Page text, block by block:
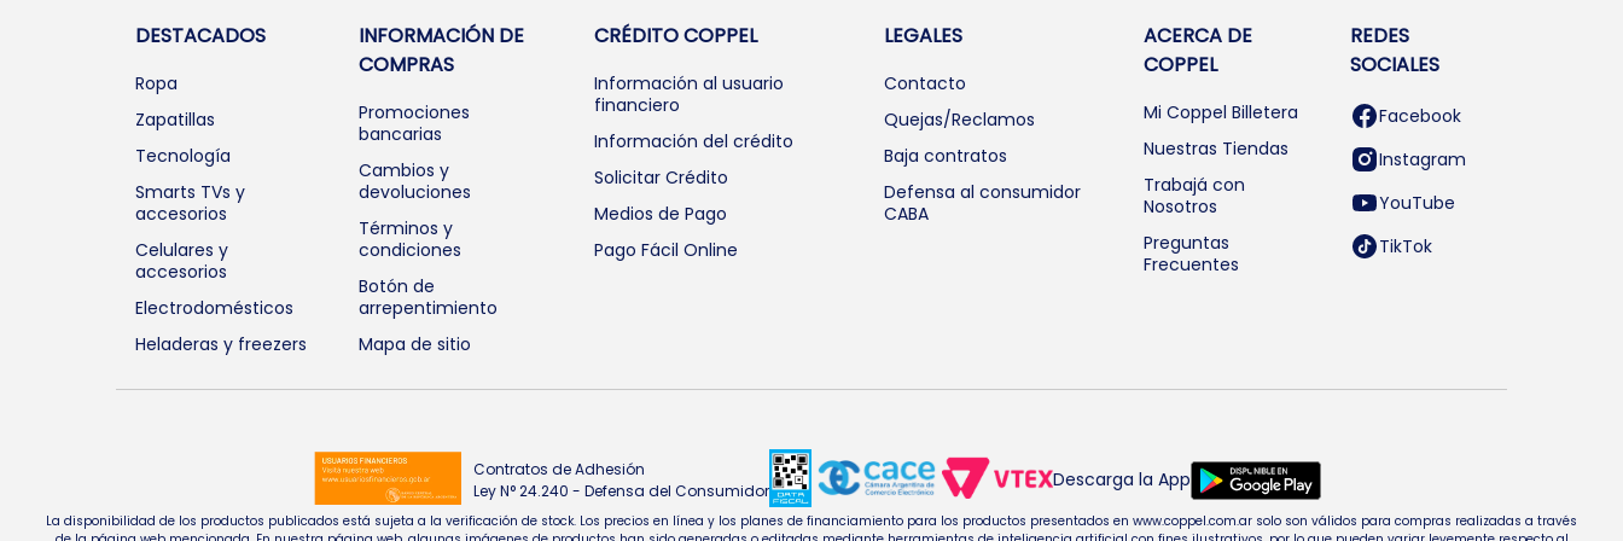
DESTACADOS
Ropa
Zapatillas
Tecnología
Smarts TVs y
accesorios
Celulares y
accesorios
Electrodomésticos
Heladeras y freezers
INFORMACIÓN DE
COMPRAS
Promociones
bancarias
Cambios y
devoluciones
Términos y
condiciones
Botón de
arrepentimiento
Mapa de sitio
CRÉDITO COPPEL
Información al usuario
financiero
Información del crédito
Solicitar Crédito
Medios de Pago
Pago Fácil Online
LEGALES
Contacto
Quejas/Reclamos
Baja contratos
Defensa al consumidor
CABA
ACERCA DE
COPPEL
Mi Coppel Billetera
Nuestras Tiendas
Trabajá con
Nosotros
Preguntas
Frecuentes
REDES
SOCIALES
Facebook
Instagram
YouTube
TikTok
Contratos de Adhesión
Ley N° 24.240 - Defensa del Consumidor
Descarga la App
La disponibilidad de los productos publicados está sujeta a la verificación de stock. Los precios en línea y los planes de financiamiento para los productos presentados en www.coppel.com.ar solo son válidos para compras realizadas a través